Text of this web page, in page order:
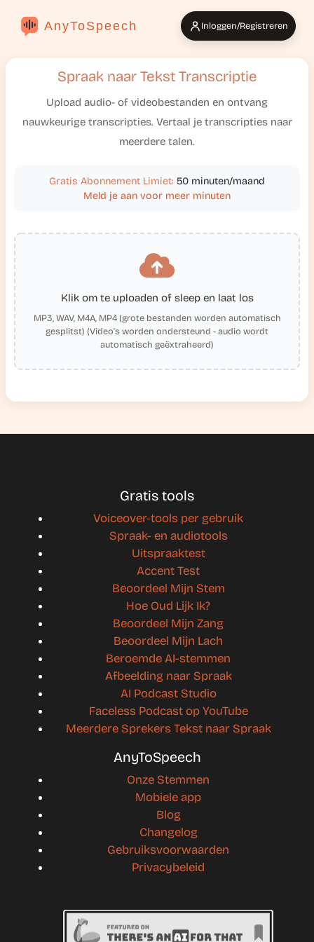
AnyToSpeech Inloggen/Registreren
Spraak naar Tekst Transcriptie
Upload audio- of videobestanden en ontvang
nauwkeurige transcripties. Vertaal je transcripties naar
meerdere talen.
Gratis Abonnement Limiet: 50 minuten/maand
Meld je aan voor meer minuten
Klik om te uploaden of sleep en laat los
MP3, WAV, M4A, MP4 (grote bestanden worden automatisch
gesplitst) (Video's worden ondersteund - audio wordt
automatisch geëxtraheerd)
Gratis tools
Voiceover-tools per gebruik
Spraak- en audiotools
Uitspraaktest
Accent Test
Beoordeel Mijn Stem
Hoe Oud Lijk Ik?
Beoordeel Mijn Zang
Beoordeel Mijn Lach
Beroemde AI-stemmen
Afbeelding naar Spraak
AI Podcast Studio
Faceless Podcast op YouTube
Meerdere Sprekers Tekst naar Spraak
AnyToSpeech
Onze Stemmen
Mobiele app
Blog
Changelog
Gebruiksvoorwaarden
Privacybeleid